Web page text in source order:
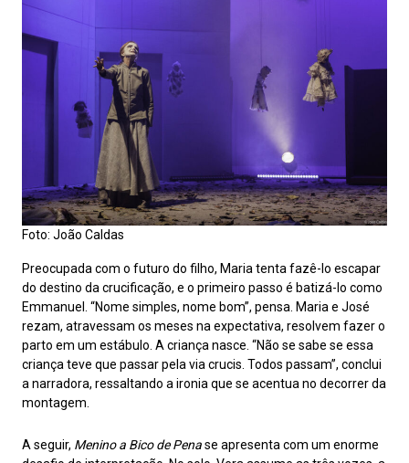
Foto: João Caldas
Preocupada com o futuro do filho, Maria tenta fazê-lo escapar
do destino da crucificação, e o primeiro passo é batizá-lo como
Emmanuel. “Nome simples, nome bom”, pensa. Maria e José
rezam, atravessam os meses na expectativa, resolvem fazer o
parto em um estábulo. A criança nasce. “Não se sabe se essa
criança teve que passar pela via crucis. Todos passam”, conclui
a narradora, ressaltando a ironia que se acentua no decorrer da
montagem.
A seguir, Menino a Bico de Penase apresenta com um enorme